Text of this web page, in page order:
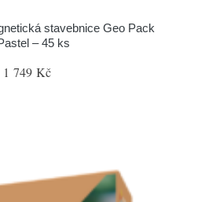
stavebnice Geo Pack
– 45 ks
1 749 Kč